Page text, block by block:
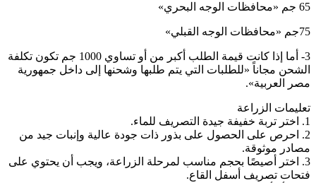
65 جم «محافظات الوجه البحري»
75جم «محافظات الوجه القبلي»
3- أما إذا كانت قيمة الطلب أكبر من أو تساوي 1000 جم تكون تكلفة
الشحن مجاناً «للطلبات التي يتم طلبها وشحنها إلى داخل جمهورية
مصر العربية».
تعليمات الزراعة
1. اختر تربة خفيفة جيدة التصريف للماء.
2. احرص على الحصول على بذور ذات جودة عالية وإنبات جيد من
مصادر موثوقة.
3. اختر أصيصًا بحجم مناسب لمرحلة الزراعة، ويجب أن يحتوي على
فتحات تصريف أسفل القاع.